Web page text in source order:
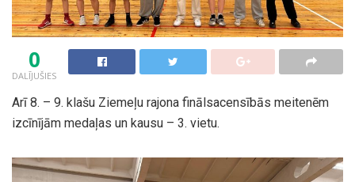
0
DALĪJUŠIES
Arī 8. – 9. klašu Ziemeļu rajona finālsacensībās meitenēm
izcīnījām medaļas un kausu – 3. vietu.